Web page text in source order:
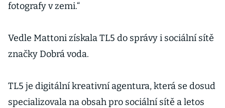
fotografy v zemi.“
Vedle Mattoni získala TL5 do správy i sociální sítě
značky Dobrá voda.
TL5 je digitální kreativní agentura, která se dosud
specializovala na obsah pro sociální sítě a letos